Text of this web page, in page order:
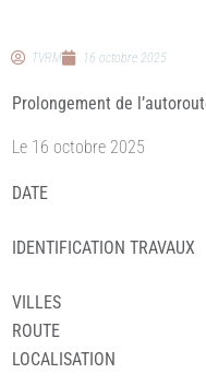
TVRM 16 octobre 2025
Prolongement de
Le 16 octobre 2025
DATE
IDENTIFICATION TRAVAUX
VILLES
ROUTE
LOCALISATION